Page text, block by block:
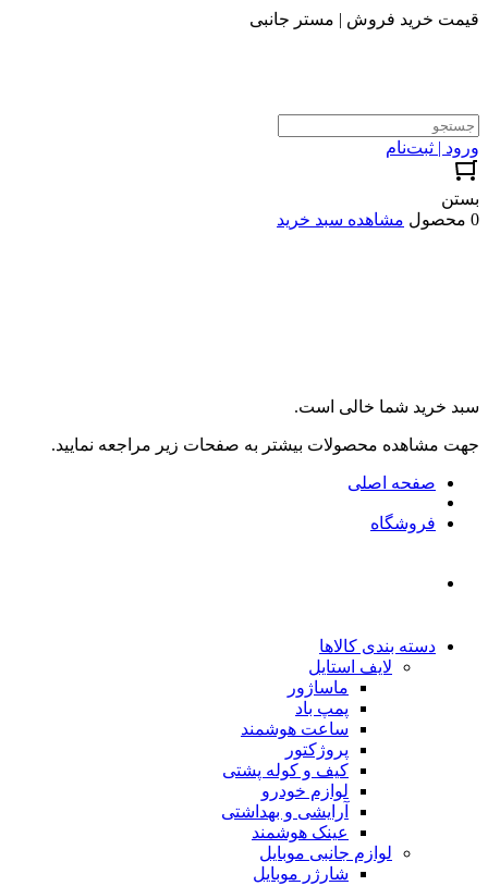
قیمت خرید فروش | مستر جانبی
ورود | ثبت‌نام
بستن
0 محصول
مشاهده سبد خرید
سبد خرید شما خالی است.
جهت مشاهده محصولات بیشتر به صفحات زیر مراجعه نمایید.
صفحه اصلی
فروشگاه
دسته بندی کالاها
لایف استایل
ماساژور
پمپ باد
ساعت هوشمند
پروژکتور
کیف و کوله پشتی
لوازم خودرو
آرایشی و بهداشتی
عینک هوشمند
لوازم جانبی موبایل
شارژر موبایل